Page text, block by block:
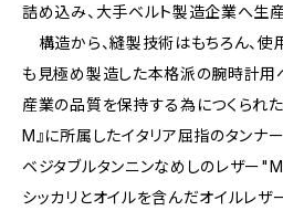
詰め込み、大手ベルト製造企業へ生
構造から、縫製技術はもちろん、使
も見極め製造した本格派の腕時計用
産業の品質を保持する為につくられ
M』に所属したイタリア屈指のタンナ
ベジタブルタンニンなめしのレザー
シッカリとオイルを含んだオイルレザ